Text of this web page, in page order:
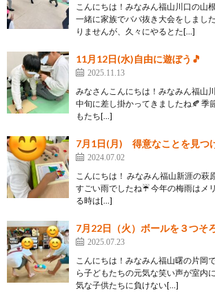
こんにちは！みなみん福山川口の山
一緒に家族でババ抜き大会をしまし
りませんが、久々にやるとた[…]
11月12日(水)自由に遊ぼう🎵
2025.11.13
みなさんこんにちは！みなみん福山
中旬に差し掛かってきましたね🍂 季
もたち[…]
7月1日(月) 得意なことを見つ
2024.07.02
こんにちは！ みなみん福山新涯の萩
すごい雨でしたね☔ 今年の梅雨はメ
る時は[…]
7月22日（火）ボールを３つそ
2025.07.23
こんにちは！みなみん福山曙の片岡
ら子どもたちの元気な笑い声が室内
気な子供たちに負けない[…]